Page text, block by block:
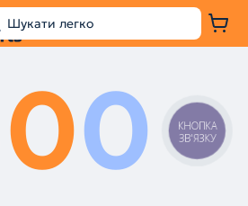
00
КНОПКА
ЗВ'ЯЗКУ